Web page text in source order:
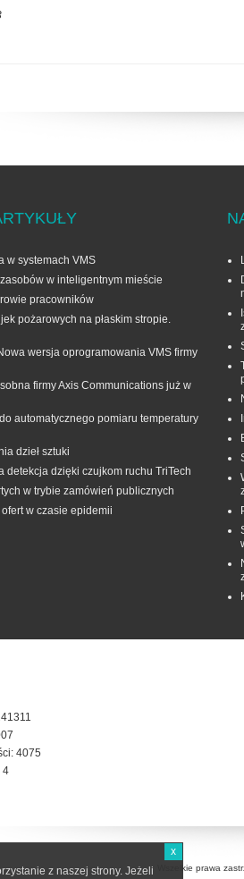
w systemach VMS
w inteligentnym mieście
pracowników
pożarowych na płaskim stropie.
wersja oprogramowania VMS firmy
firmy Axis Communications już w
automatycznego pomiaru temperatury
dzieł sztuki
detekcja dzięki czujkom ruchu TriTech
w trybie zamówień publicznych
w czasie epidemii
4075
4
Wszelkie prawa
x
z naszej strony. Jeżeli